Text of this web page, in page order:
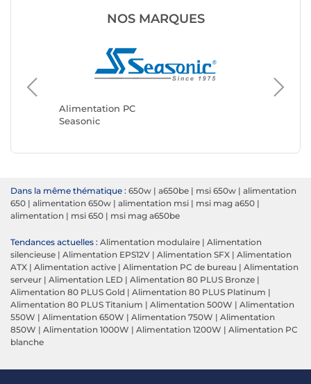
NOS MARQUES
Alimentation PC
Seasonic
Dans la même thématique : 650w | a650be | msi 650w | alimentation
650 | alimentation 650w | alimentation msi | msi mag a650 |
alimentation | msi 650 | msi mag a650be
Tendances actuelles : Alimentation modulaire | Alimentation
silencieuse | Alimentation EPS12V | Alimentation SFX | Alimentation
ATX | Alimentation active | Alimentation PC de bureau | Alimentation
serveur | Alimentation LED | Alimentation 80 PLUS Bronze |
Alimentation 80 PLUS Gold | Alimentation 80 PLUS Platinum |
Alimentation 80 PLUS Titanium | Alimentation 500W | Alimentation
550W | Alimentation 650W | Alimentation 750W | Alimentation
850W | Alimentation 1000W | Alimentation 1200W | Alimentation PC
blanche